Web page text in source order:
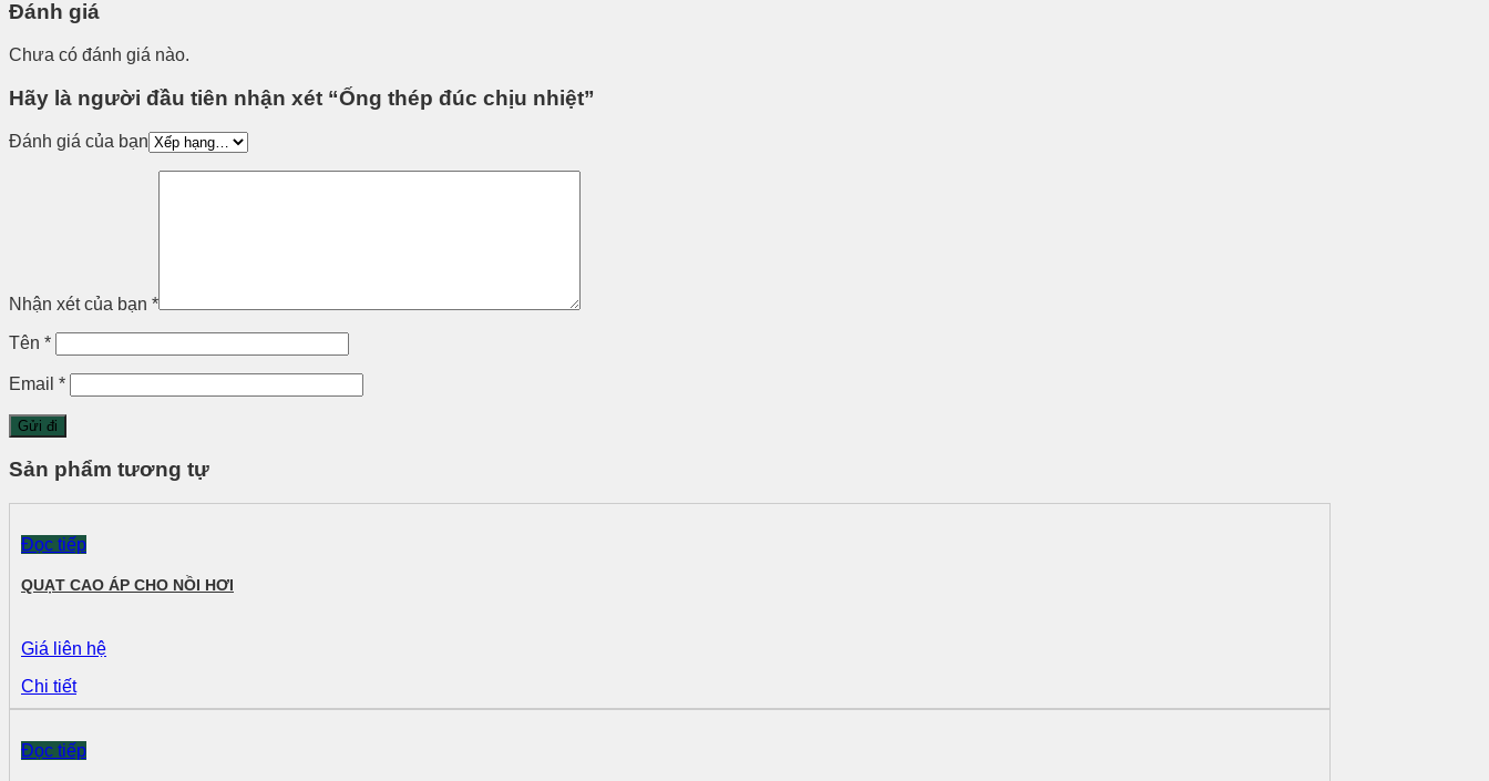
Đánh giá
Chưa có đánh giá nào.
Hãy là người đầu tiên nhận xét “Ống thép đúc chịu nhiệt”
Đánh giá của bạn
Nhận xét của bạn *
Tên *
Email *
Sản phẩm tương tự
Đọc tiếp
QUẠT CAO ÁP CHO NỒI HƠI
Giá liên hệ
Chi tiết
Đọc tiếp